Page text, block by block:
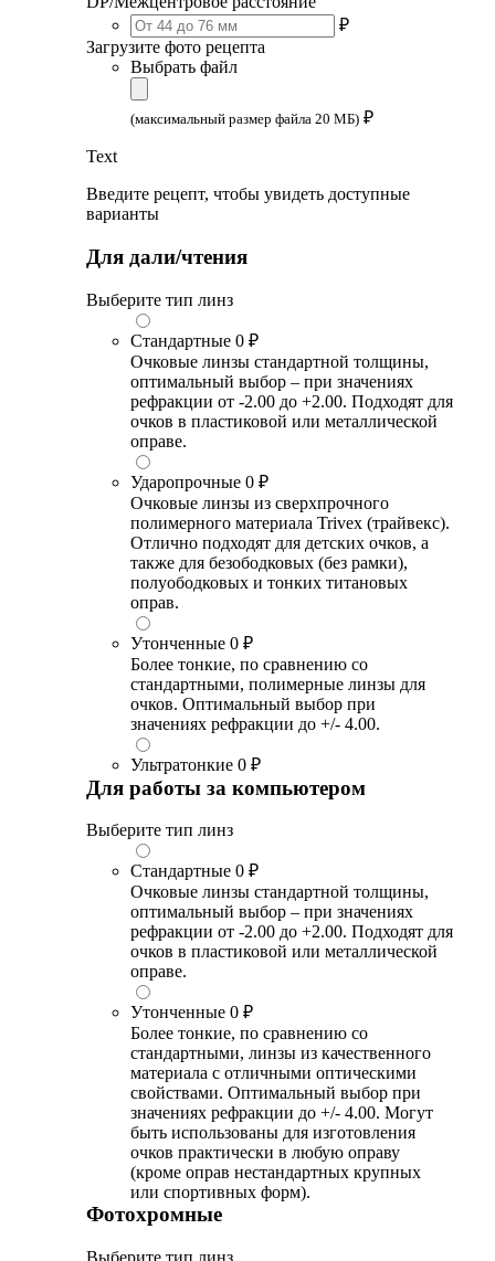
₽
Загрузите фото рецепта
Выбрать файл
(максимальный размер файла 20 МБ) ₽
Text
Введите рецепт, чтобы увидеть доступные
варианты
Для дали/чтения
Выберите тип линз
Стандартные 0 ₽
Очковые линзы стандартной толщины,
оптимальный выбор – при значениях
рефракции от -2.00 до +2.00. Подходят для
очков в пластиковой или металлической
оправе.
Ударопрочные 0 ₽
Очковые линзы из сверхпрочного
полимерного материала Trivex (трайвекс).
Отлично подходят для детских очков, а
также для безободковых (без рамки),
полуободковых и тонких титановых
оправ.
Утонченные 0 ₽
Более тонкие, по сравнению со
стандартными, полимерные линзы для
очков. Оптимальный выбор при
значениях рефракции до +/- 4.00.
Ультратонкие 0 ₽
Для работы за компьютером
Выберите тип линз
Стандартные 0 ₽
Очковые линзы стандартной толщины,
оптимальный выбор – при значениях
рефракции от -2.00 до +2.00. Подходят для
очков в пластиковой или металлической
оправе.
Утонченные 0 ₽
Более тонкие, по сравнению со
стандартными, линзы из качественного
материала с отличными оптическими
свойствами. Оптимальный выбор при
значениях рефракции до +/- 4.00. Могут
быть использованы для изготовления
очков практически в любую оправу
(кроме оправ нестандартных крупных
или спортивных форм).
Фотохромные
Выберите тип линз